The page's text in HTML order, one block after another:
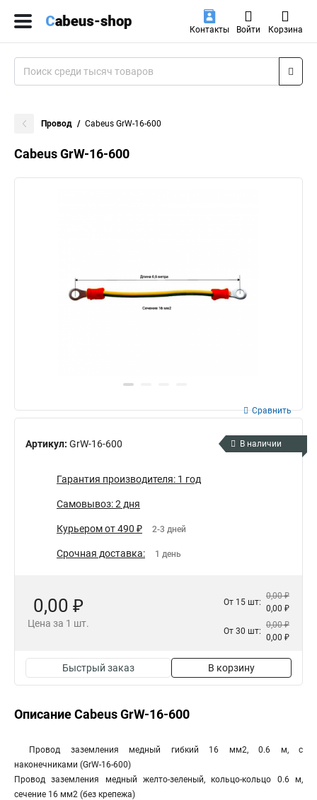
Контакты Войти Корзина
Провод Cabeus GrW-16-600
Cabeus GrW-16-600
Артикул: GrW-16-600
Сравнить
В наличии
Гарантия производителя: 1 год
Самовывоз: 2 дня
Курьером от 490 ₽ 2-3 дней
Срочная доставка: 1 день
0,00 ₽
Цена за 1 шт.
От 15 шт:
0,00 ₽
0,00 ₽
От 30 шт:
0,00 ₽
0,00 ₽
Быстрый заказ В корзину
Описание Cabeus GrW-16-600
Провод заземления медный гибкий 16 мм2, 0.6 м, с
наконечниками (GrW-16-600)
Провод заземления медный желто-зеленый, кольцо-кольцо 0.6 м,
сечение 16 мм2 (без крепежа)